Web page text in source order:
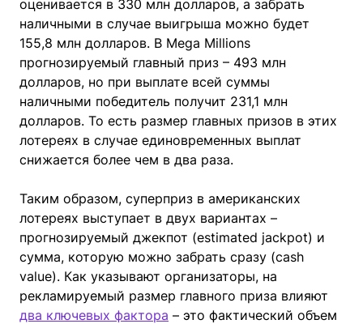
оценивается в 330 млн долларов, а забрать
наличными в случае выигрыша можно будет
155,8 млн долларов. В Mega Millions
прогнозируемый главный приз – 493 млн
долларов, но при выплате всей суммы
наличными победитель получит 231,1 млн
долларов. То есть размер главных призов в этих
лотереях в случае единовременных выплат
снижается более чем в два раза.
Таким образом, суперприз в американских
лотереях выступает в двух вариантах –
прогнозируемый джекпот (estimated jackpot) и
сумма, которую можно забрать сразу (cash
value). Как указывают организаторы, на
рекламируемый размер главного приза влияют
два ключевых фактора – это фактический объем